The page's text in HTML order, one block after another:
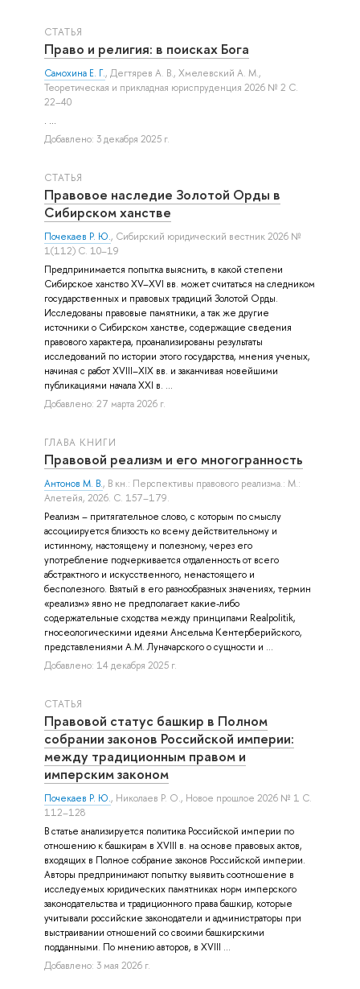
СТАТЬЯ
Право и религия: в поисках Бога
Самохина Е. Г., Дегтярев А. В., Хмелевский А. М.,
Теоретическая и прикладная юриспруденция 2026 № 2 С.
22–40
. ...
Добавлено: 3 декабря 2025 г.
СТАТЬЯ
Правовое наследие Золотой Орды в
Сибирском ханстве
Почекаев Р. Ю., Сибирский юридический вестник 2026 №
1(112) С. 10–19
Предпринимается попытка выяснить, в какой степени
Сибирское ханство XV–XVI вв. может считаться на следником
государственных и правовых традиций Золотой Орды.
Исследованы правовые памятники, а так же другие
источники о Сибирском ханстве, содержащие сведения
правового характера, проанализированы результаты
исследований по истории этого государства, мнения ученых,
начиная с работ XVIII–XIX вв. и заканчивая новейшими
публикациями начала XXI в. ...
Добавлено: 27 марта 2026 г.
ГЛАВА КНИГИ
Правовой реализм и его многогранность
Антонов М. В., В кн.: Перспективы правового реализма.: М.:
Алетейя, 2026. С. 157–179.
Реализм – притягательное слово, с которым по смыслу
ассоциируется близость ко всему действительному и
истинному, настоящему и полезному, через его
употребление подчеркивается отдаленность от всего
абстрактного и искусственного, ненастоящего и
бесполезного. Взятый в его разнообразных значениях, термин
«реализм» явно не предполагает какие-либо
содержательные сходства между принципами Realpolitik,
гносеологическими идеями Ансельма Кентерберийского,
представлениями А.М. Луначарского о сущности и ...
Добавлено: 14 декабря 2025 г.
СТАТЬЯ
Правовой статус башкир в Полном
собрании законов Российской империи:
между традиционным правом и
имперским законом
Почекаев Р. Ю., Николаев Р. О., Новое прошлое 2026 № 1 С.
112–128
В статье анализируется политика Российской империи по
отношению к башкирам в XVIII в. на основе правовых актов,
входящих в Полное собрание законов Российской империи.
Авторы предпринимают попытку выявить соотношение в
исследуемых юридических памятниках норм имперского
законодательства и традиционного права башкир, которые
учитывали российские законодатели и администраторы при
выстраивании отношений со своими башкирскими
подданными. По мнению авторов, в XVIII ...
Добавлено: 3 мая 2026 г.